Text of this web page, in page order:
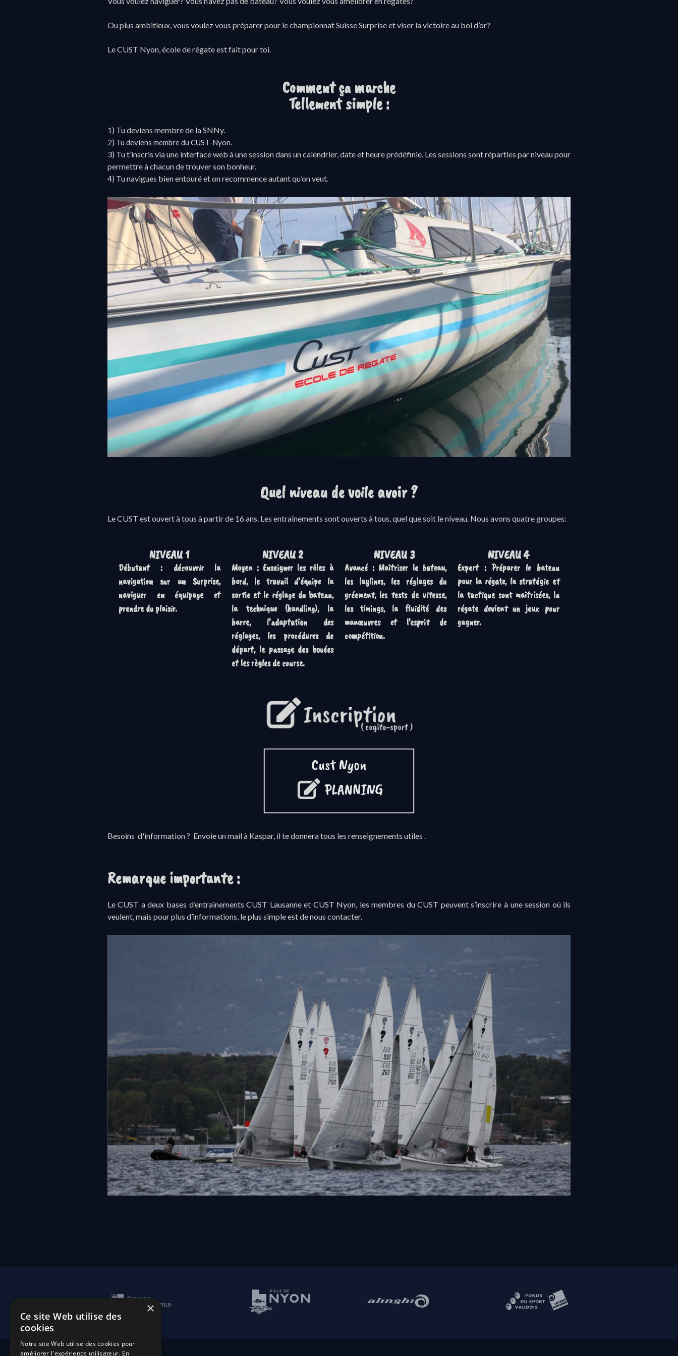
Ou plus ambitieux, vous voulez vous préparer pour le championnat Suisse Surprise et viser la victoire au bol d’or?
Le CUST Nyon, école de régate est fait pour toi.
Comment ça marche
Tellement simple :
1) Tu deviens membre de la SNNy.
2) Tu deviens membre du CUST-Nyon.
3) Tu t’inscris via une interface web à une session dans un calendrier, date et heure prédéfinie. Les sessions sont réparties par niveau pour
permettre à chacun de trouver son bonheur.
4) Tu navigues bien entouré et on recommence autant qu’on veut.
Quel niveau de voile avoir ?
Le CUST est ouvert à tous à partir de 16 ans. Les entraînements sont ouverts à tous, quel que soit le niveau. Nous avons quatre groupes:
NIVEAU 1
Débutant : découvrir la
navigation sur un Surprise,
naviguer en équipage et
prendre du plaisir.
NIVEAU 2
Moyen : Enseigner les rôles à
bord, le travail d’équipe la
sortie et le réglage du bateau,
la technique (handling), la
barre, l’adaptation des
réglages, les procédures de
départ, le passage des bouées
et les règles de course.
NIVEAU 3
Avancé : Maîtriser le bateau,
les laylines, les réglages du
gréement, les tests de vitesse,
les timings, la fluidité des
manœuvres et l’esprit de
compétition.
NIVEAU 4
Expert : Préparer le bateau
pour la régate, la stratégie et
la tactique sont maîtrisées, la
régate devient un jeux pour
gagner.
Besoins d'information ? Envoie un mail à Kaspar, il te donnera tous les renseignements utiles .
Remarque importante :
Le CUST a deux bases d’entrainements CUST Lausanne et CUST Nyon, les membres du CUST peuvent s’inscrire à une session où ils
veulent, mais pour plus d’informations, le plus simple est denous contacter.
×
Ce site Web utilise des
cookies
Notre site Web utilise des cookies pour
améliorer l'expérience utilisateur. En